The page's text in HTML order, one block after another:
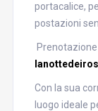
portacalice,
postazioni
Con la sua
luogo ideale